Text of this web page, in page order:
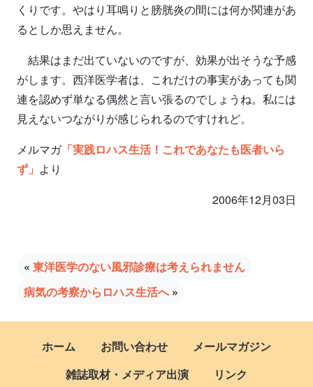
くりです。やはり耳鳴りと膀胱炎の間には何か関連があ
るとしか思えません。
結果はまだ出ていないのですが、効果が出そうな予感
がします。西洋医学者は、これだけの事実があっても関
連を認めず単なる偶然と言い張るのでしょうね。私には
見えないつながりが感じられるのですけれど。
メルマガ「実践ロハス生活！これであなたも医者いら
ず」 より
2006年12月03日
« 東洋医学のない風邪診療は考えられません
病気の考察からロハス生活へ»
ホーム お問い合わせ
メールマガジン
雑誌取材・メディア出演
リンク